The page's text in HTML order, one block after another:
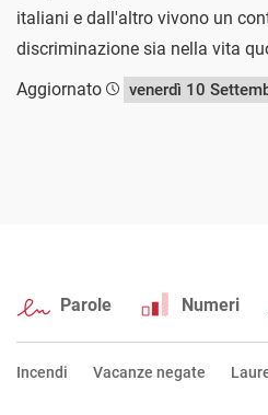
italiani e dall'altro vivono un
discriminazione sia nella vita
Aggiornato
venerdì 10
Parole Numeri
Incendi Vacanze negate